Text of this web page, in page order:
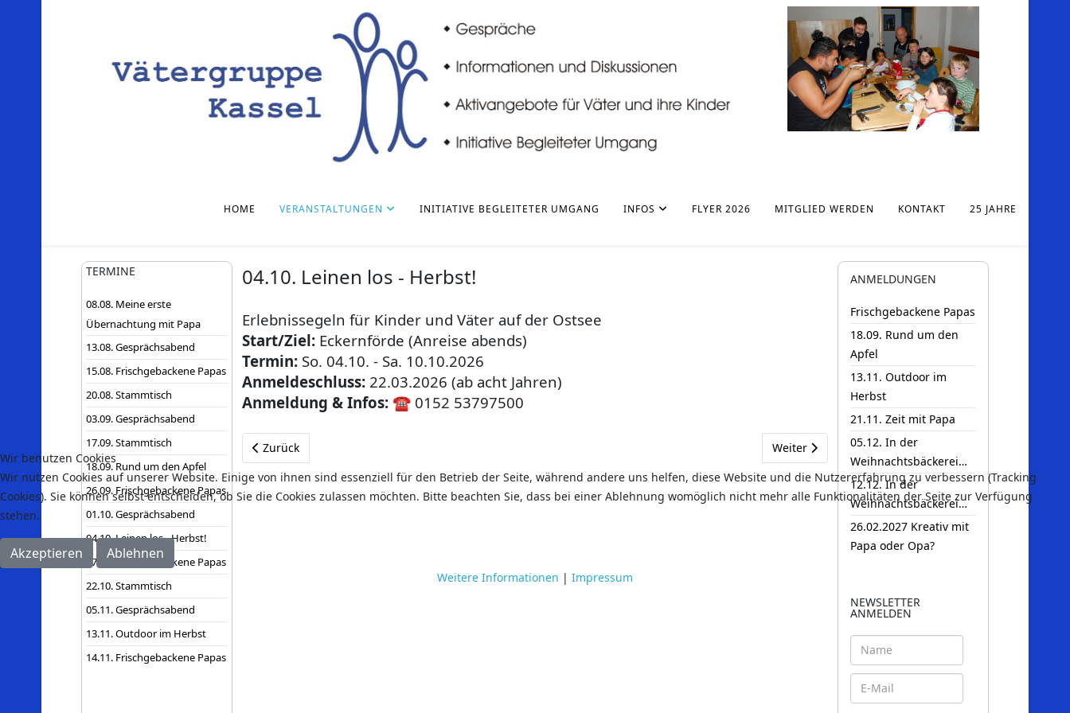
HOME VERANSTALTUNGEN INITIATIVE BEGLEITETER UMGANG INFOS FLYER 2026 MITGLIED WERDEN KONTAKT 25 JAHRE
TERMINE
08.08. Meine erste
Übernachtung mit Papa
13.08. Gesprächsabend
15.08. Frischgebackene Papas
20.08. Stammtisch
03.09. Gesprächsabend
17.09. Stammtisch
18.09. Rund um den Apfel
26.09. Frischgebackene Papas
01.10. Gesprächsabend
04.10. Leinen los - Herbst!
17.10. Frischgebackene Papas
22.10. Stammtisch
05.11. Gesprächsabend
13.11. Outdoor im Herbst
14.11. Frischgebackene Papas
04.10. Leinen los - Herbst!
Erlebnissegeln für Kinder und Väter auf der Ostsee
Start/Ziel: Eckernförde (Anreise abends)
Termin: So. 04.10. - Sa. 10.10.2026
Anmeldeschluss: 22.03.2026 (ab acht Jahren)
Anmeldung & Infos: ☎ 0152 53797500
Vorheriger Beitrag: 18.09. Rund um den Apfel
Zurück Nächster Beitrag: 13.11. Outdoor im Herbst
Weiter
ANMELDUNGEN
Frischgebackene Papas
18.09. Rund um den
Apfel
13.11. Outdoor im
Herbst
21.11. Zeit mit Papa
05.12. In der
Weihnachtsbäckerei…
12.12. In der
Weihnachtsbäckerei…
26.02.2027 Kreativ mit
Papa oder Opa?
NEWSLETTER
ANMELDEN
Wir benutzen Cookies
Wir nutzen Cookies auf unserer Website. Einige von ihnen sind essenziell für den Betrieb der Seite, während andere uns helfen, diese Website und die Nutzererfahrung zu verbessern (Tracking
Cookies). Sie können selbst entscheiden, ob Sie die Cookies zulassen möchten. Bitte beachten Sie, dass bei einer Ablehnung womöglich nicht mehr alle Funktionalitäten der Seite zur Verfügung
stehen.
Akzeptieren Ablehnen
Weitere Informationen | Impressum